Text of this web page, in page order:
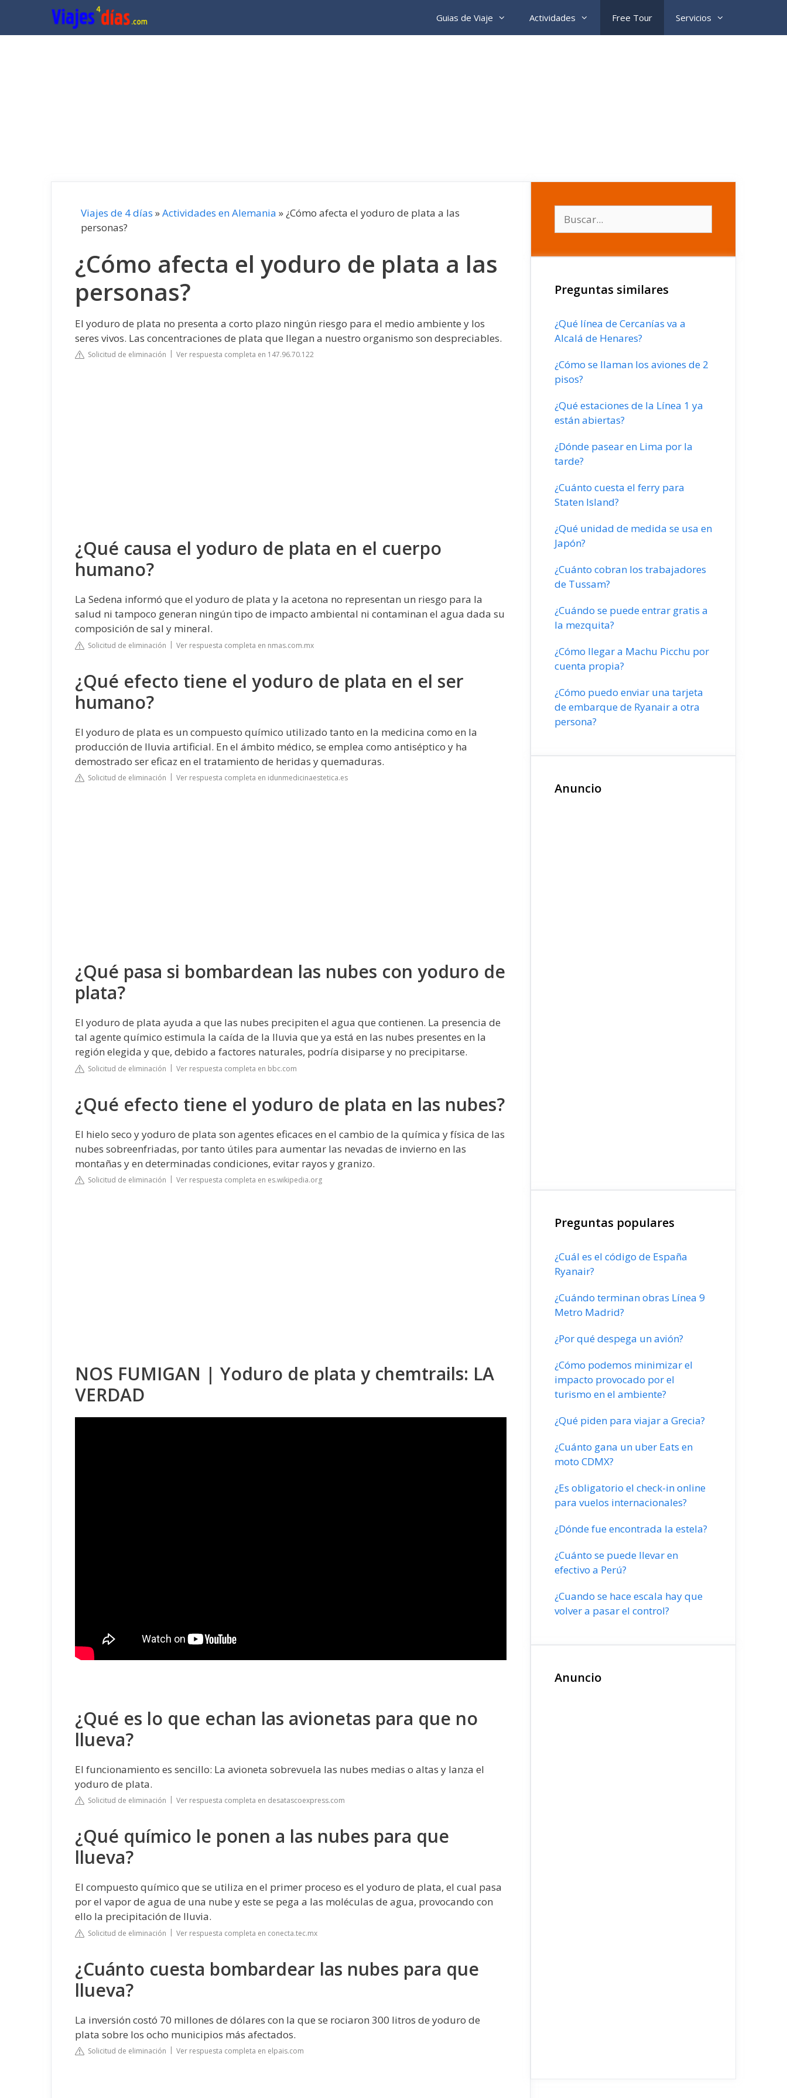
contenido
Guias de Viaje Actividades Free Tour Servicios
Viajes de 4 días »Actividades en Alemania »¿Cómo afecta el yoduro de plata a las
personas?
¿Cómo afecta el yoduro de plata a las
personas?
El yoduro de plata no presenta a corto plazo ningún riesgo para el medio ambiente y los
seres vivos. Las concentraciones de plata que llegan a nuestro organismo son despreciables.
Solicitud de eliminación Ver respuesta completa en 147.96.70.122
¿Qué causa el yoduro de plata en el cuerpo
humano?
La Sedena informó que el yoduro de plata y la acetona no representan un riesgo para la
salud ni tampoco generan ningún tipo de impacto ambiental ni contaminan el agua dada su
composición de sal y mineral.
Solicitud de eliminación Ver respuesta completa en nmas.com.mx
¿Qué efecto tiene el yoduro de plata en el ser
humano?
El yoduro de plata es un compuesto químico utilizado tanto en la medicina como en la
producción de lluvia artificial. En el ámbito médico, se emplea como antiséptico y ha
demostrado ser eficaz en el tratamiento de heridas y quemaduras.
Solicitud de eliminación Ver respuesta completa en idunmedicinaestetica.es
¿Qué pasa si bombardean las nubes con yoduro de
plata?
El yoduro de plata ayuda a que las nubes precipiten el agua que contienen. La presencia de
tal agente químico estimula la caída de la lluvia que ya está en las nubes presentes en la
región elegida y que, debido a factores naturales, podría disiparse y no precipitarse.
Solicitud de eliminación Ver respuesta completa en bbc.com
¿Qué efecto tiene el yoduro de plata en las nubes?
El hielo seco y yoduro de plata son agentes eficaces en el cambio de la química y física de las
nubes sobreenfriadas, por tanto útiles para aumentar las nevadas de invierno en las
montañas y en determinadas condiciones, evitar rayos y granizo.
Solicitud de eliminación Ver respuesta completa en es.wikipedia.org
NOS FUMIGAN | Yoduro de plata y chemtrails: LA
VERDAD
¿Qué es lo que echan las avionetas para que no
llueva?
El funcionamiento es sencillo: La avioneta sobrevuela las nubes medias o altas y lanza el
yoduro de plata.
Solicitud de eliminación Ver respuesta completa en desatascoexpress.com
¿Qué químico le ponen a las nubes para que
llueva?
El compuesto químico que se utiliza en el primer proceso es el yoduro de plata, el cual pasa
por el vapor de agua de una nube y este se pega a las moléculas de agua, provocando con
ello la precipitación de lluvia.
Solicitud de eliminación Ver respuesta completa en conecta.tec.mx
¿Cuánto cuesta bombardear las nubes para que
llueva?
La inversión costó 70 millones de dólares con la que se rociaron 300 litros de yoduro de
plata sobre los ocho municipios más afectados.
Solicitud de eliminación Ver respuesta completa en elpais.com
Preguntas similares
¿Qué línea de Cercanías va a
Alcalá de Henares?
¿Cómo se llaman los aviones de 2
pisos?
¿Qué estaciones de la Línea 1 ya
están abiertas?
¿Dónde pasear en Lima por la
tarde?
¿Cuánto cuesta el ferry para
Staten Island?
¿Qué unidad de medida se usa en
Japón?
¿Cuánto cobran los trabajadores
de Tussam?
¿Cuándo se puede entrar gratis a
la mezquita?
¿Cómo llegar a Machu Picchu por
cuenta propia?
¿Cómo puedo enviar una tarjeta
de embarque de Ryanair a otra
persona?
Anuncio
Preguntas populares
¿Cuál es el código de España
Ryanair?
¿Cuándo terminan obras Línea 9
Metro Madrid?
¿Por qué despega un avión?
¿Cómo podemos minimizar el
impacto provocado por el
turismo en el ambiente?
¿Qué piden para viajar a Grecia?
¿Cuánto gana un uber Eats en
moto CDMX?
¿Es obligatorio el check-in online
para vuelos internacionales?
¿Dónde fue encontrada la estela?
¿Cuánto se puede llevar en
efectivo a Perú?
¿Cuando se hace escala hay que
volver a pasar el control?
Anuncio